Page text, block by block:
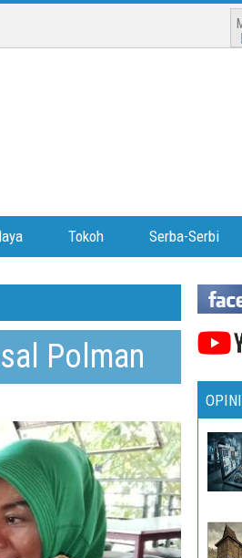
Tokoh Serba-Serbi
Polman
OPINI